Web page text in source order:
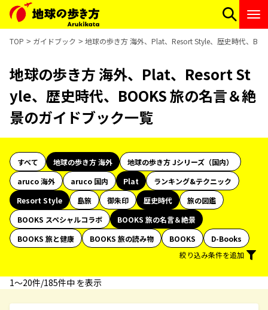
TOP ガイドブック 地球の歩き方 海外、Plat、Resort Style、歴史時代、
地球の歩き方 海外、Plat、Resort St
yle、歴史時代、BOOKS 旅の名言＆絶
景のガイドブック一覧
すべて 地球の歩き方 海外
地球の歩き方 Jシリーズ（国内）
aruco 海外
aruco 国内 Plat
ランキング&テクニック
Resort Style
島旅 御朱印 歴史時代
旅の図鑑
BOOKS スペシャルコラボ
BOOKS 旅の名言＆絶景
BOOKS 旅と健康
BOOKS 旅の読み物 BOOKS
D-Books
絞り込み条件を追加
1〜20件/185件中 を表示